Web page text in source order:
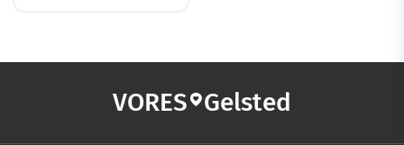
VORES Gelsted